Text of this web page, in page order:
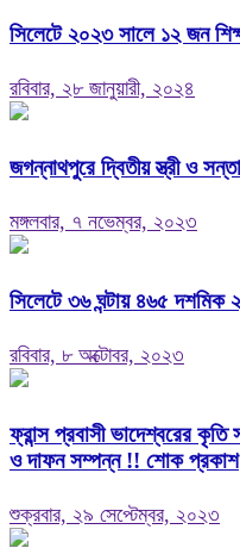
সিলেটে ২০২৩ সালে ১২ জন
রবিবার, ২৮ জানুয়ারী, ২০২৪
জগন্নাথপুরে দ্বিতীয় স্ত্রী ও
মঙ্গলবার, ৭ নভেম্বর, ২০২৩
সিলেটে ৩৬ ঘন্টায় ৪৬৫ দশমিক ২
রবিবার, ৮ অক্টোবর, ২০২৩
ফ্রান্স প্রবাসী ভাদেশ্বরের
ও দাফন সম্পন্ন !! শোক প্রকাশ
শুক্রবার, ২৯ সেপ্টেম্বর, ২০২৩